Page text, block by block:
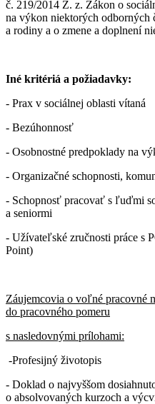
č. 219/2014 Z. z. Zákon o
na výkon niektorých odborných
a rodiny a o zmene a doplnení
Iné kritériá a požiadavky:
- Prax v sociálnej oblasti vítaná
- Bezúhonnosť
- Osobnostné predpoklady na
- Organizačné schopnosti,
- Schopnosť pracovať s ľuďmi
a seniormi
- Užívateľské zručnosti práce s
Point)
Záujemcovia o voľné pracovné
do pracovného pomeru
s nasledovnými prílohami:
-Profesijný životopis
- Doklad o najvyššom
o absolvovaných kurzoch a